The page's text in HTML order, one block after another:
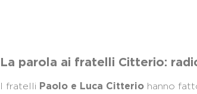
La parola ai fratelli Citterio:
I fratelli Paolo e Luca Citteriohanno